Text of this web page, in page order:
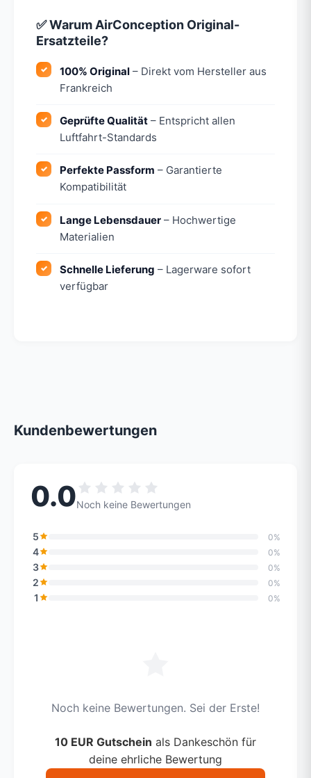
✅ Warum AirConception Original-
Ersatzteile?
100% Original – Direkt vom Hersteller aus
Frankreich
Geprüfte Qualität – Entspricht allen
Luftfahrt-Standards
Perfekte Passform – Garantierte
Kompatibilität
Lange Lebensdauer – Hochwertige
Materialien
Schnelle Lieferung – Lagerware sofort
verfügbar
Kundenbewertungen
0.0Noch keine Bewertungen
5 0%
4 0%
3 0%
2 0%
1 0%
Noch keine Bewertungen. Sei der Erste!
10 EUR Gutschein als Dankeschön für
deine ehrliche Bewertung